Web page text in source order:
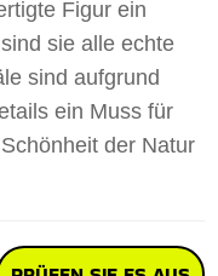
Figur ein
sie alle echte
sind aufgrund
ein Muss für
der Natur